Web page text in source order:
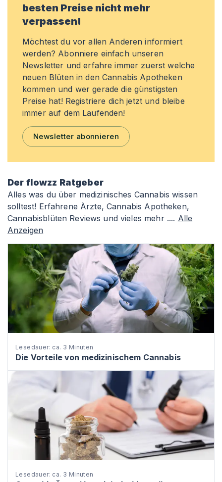
besten Preise nicht mehr
verpassen!
Möchtest du vor allen Anderen informiert
werden? Abonniere einfach unseren
Newsletter und erfahre immer zuerst welche
neuen Blüten in den Cannabis Apotheken
kommen und wer gerade die günstigsten
Preise hat! Registriere dich jetzt und bleibe
immer auf dem Laufenden!
Newsletter abonnieren
Der flowzz Ratgeber
Alles was du über medizinisches Cannabis wissen
solltest! Erfahrene Ärzte, Cannabis Apotheken,
Cannabisblüten Reviews und vieles mehr .... Alle
Anzeigen
Lesedauer: ca. 3 Minuten
Die Vorteile von medizinischem Cannabis
Lesedauer: ca. 3 Minuten